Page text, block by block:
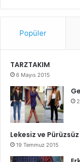
Popüler
TARZTAKIM
6 Mayıs 2015
Lekesiz ve
19 Temmuz 2015